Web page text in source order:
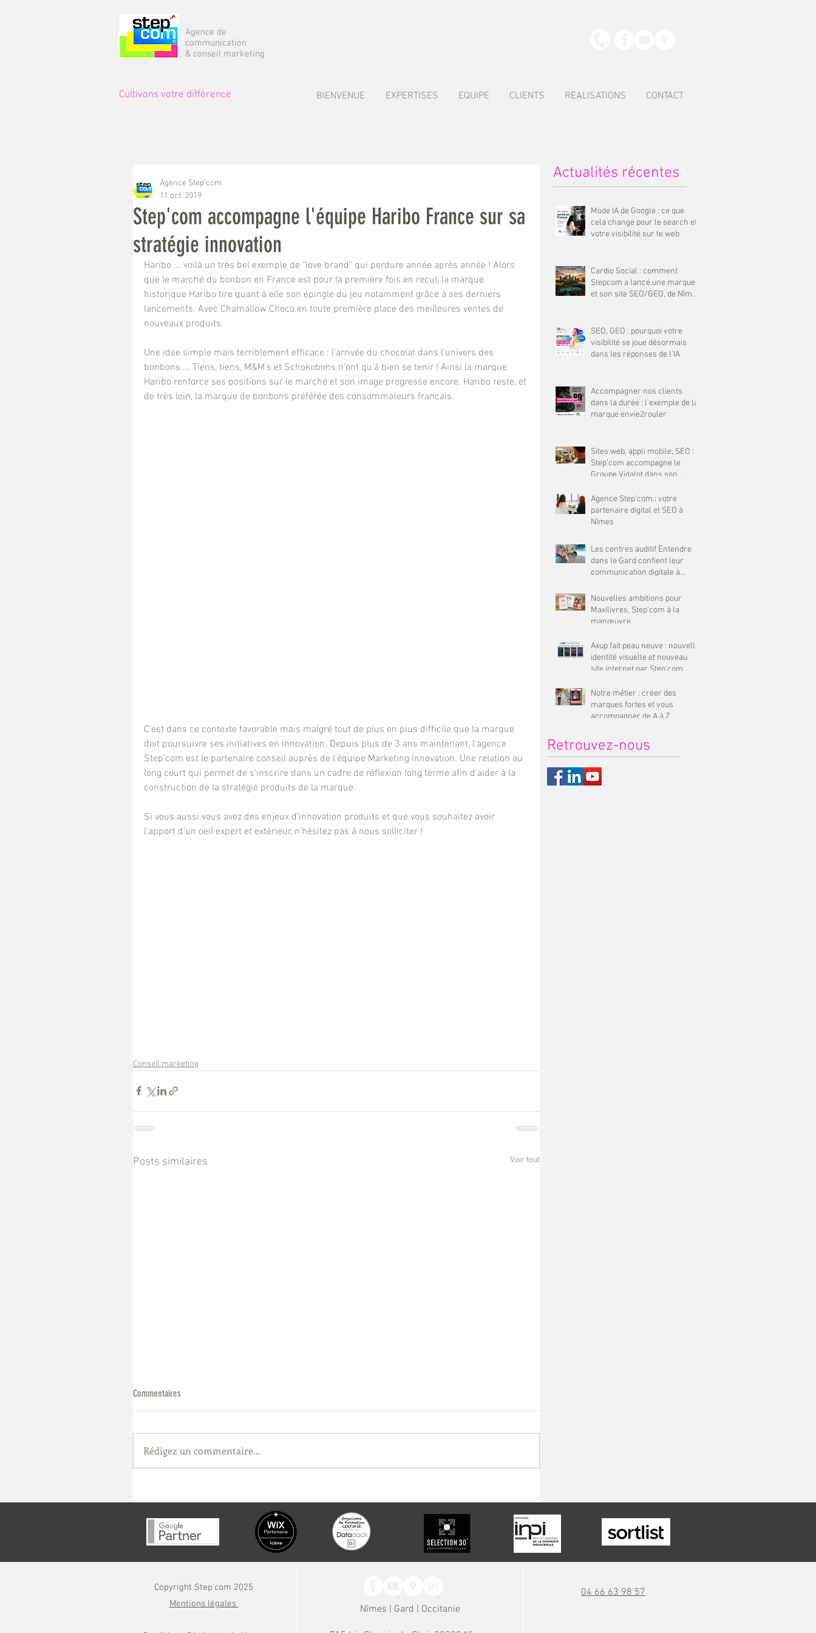
Agence de
communication
& conseil marketing
Cultivons votre différence BIENVENUE EXPERTISES EQUIPE CLIENTS REALISATIONS CONTACT
Step'com accompagne l'équipe Haribo France sur sa
stratégie innovation
Agence Step'com
11 oct. 2019
Haribo ... voilà un très bel exemple de "love brand" qui perdure année après année ! Alors
que le marché du bonbon en France est pour la première fois en recul, la marque
historique Haribo tire quant à elle son épingle du jeu notamment grâce à ses derniers
lancements. Avec Chamallow Choco en toute première place des meilleures ventes de
nouveaux produits.
Une idée simple mais terriblement efficace : l'arrivée du chocolat dans l'univers des
bonbons ... Tiens, tiens, M&M's et Schokobons n'ont qu'à bien se tenir ! Ainsi la marque
Haribo renforce ses positions sur le marché et son image progresse encore. Haribo reste, et
de très loin, la marque de bonbons préférée des consommateurs français.
C'est dans ce contexte favorable mais malgré tout de plus en plus difficile que la marque
doit poursuivre ses initiatives en innovation. Depuis plus de 3 ans maintenant, l'agence
Step'com est le partenaire conseil auprès de l'équipe Marketing Innovation. Une relation au
long court qui permet de s'inscrire dans un cadre de réflexion long terme afin d'aider à la
construction de la stratégie produits de la marque.
Si vous aussi vous avez des enjeux d'innovation produits et que vous souhaitez avoir
l'apport d'un oeil expert et extérieur, n'hésitez pas à nous solliciter !
Conseil marketing
Posts similaires Voir tout
marque et son site SEO/GEO, de Nîmes jusqu'à
Tampa (Floride)
Commentaires
Rédigez un commentaire...
Actualités récentes
Mode IA de Google : ce que
cela change pour le search et
votre visibilité sur le web
Cardio Social : comment
Stepcom a lancé une marque
et son site SEO/GEO, de Nîmes
SEO, GEO : pourquoi votre
visibilité se joue désormais
dans les réponses de l'IA
Accompagner nos clients
dans la durée : l'exemple de la
marque envie2rouler
Sites web, appli mobile, SEO :
Step'com accompagne le
Groupe Vidalot dans son
Agence Step'com : votre
partenaire digital et SEO à
Nîmes
Les centres auditif Entendre
dans le Gard confient leur
communication digitale à
Nouvelles ambitions pour
Maxilivres, Step'com à la
manœuvre
Axup fait peau neuve : nouvelle
identité visuelle et nouveau
site internet par Step'com
Notre métier : créer des
marques fortes et vous
accompagner de A à Z
Retrouvez-nous
Copyright Step'com 2025
Mentions légales
Nîmes | Gard | Occitanie
04 66 63 98 57